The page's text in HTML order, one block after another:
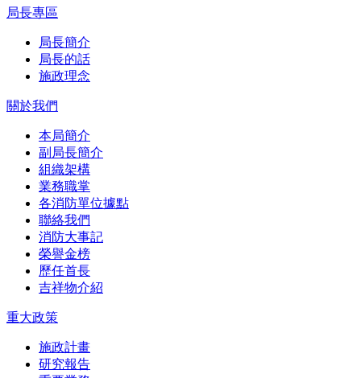
局長專區
局長簡介
局長的話
施政理念
關於我們
本局簡介
副局長簡介
組織架構
業務職掌
各消防單位據點
聯絡我們
消防大事記
榮譽金榜
歷任首長
吉祥物介紹
重大政策
施政計畫
研究報告